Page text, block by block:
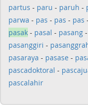
partus - paru - paruh -
parwa - pas - pas - pas -
pasak - pasal - pasang -
pasanggiri -
pasaraya - pasase -
pascadoktoral -
pascalahir